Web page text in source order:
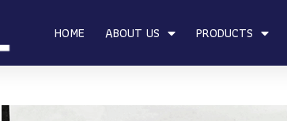
HOME ABOUT US PRODUCTS